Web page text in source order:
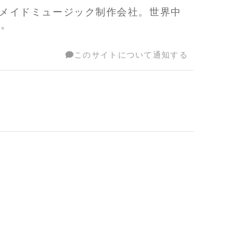
イドミュージック制作会社。世界中
このサイトについて通知する